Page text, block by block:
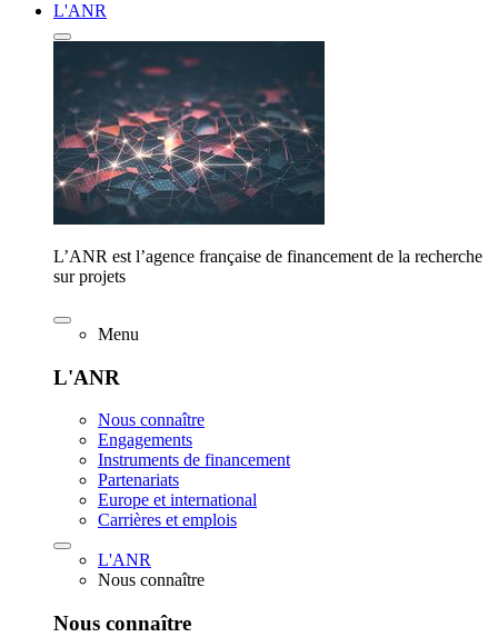
L'ANR
L’ANR est l’agence française de financement de la recherche
sur projets
Menu
L'ANR
Nous connaître
Engagements
Instruments de financement
Partenariats
Europe et international
Carrières et emplois
L'ANR
Nous connaître
Nous connaître